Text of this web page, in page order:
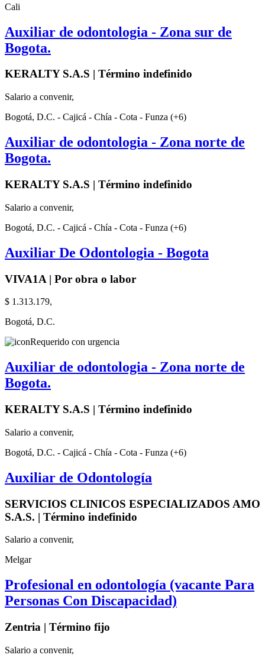
Cali
Auxiliar de odontologia - Zona sur de
Bogota.
KERALTY S.A.S | Término indefinido
Salario a convenir,
Bogotá, D.C. - Cajicá - Chía - Cota - Funza (+6)
Auxiliar de odontologia - Zona norte de
Bogota.
KERALTY S.A.S | Término indefinido
Salario a convenir,
Bogotá, D.C. - Cajicá - Chía - Cota - Funza (+6)
Auxiliar De Odontologia - Bogota
VIVA1A | Por obra o labor
$ 1.313.179,
Bogotá, D.C.
Requerido con urgencia
Auxiliar de odontologia - Zona norte de
Bogota.
KERALTY S.A.S | Término indefinido
Salario a convenir,
Bogotá, D.C. - Cajicá - Chía - Cota - Funza (+6)
Auxiliar de Odontología
SERVICIOS CLINICOS ESPECIALIZADOS AMO
S.A.S. | Término indefinido
Salario a convenir,
Melgar
Profesional en odontología (vacante Para
Personas Con Discapacidad)
Zentria | Término fijo
Salario a convenir,